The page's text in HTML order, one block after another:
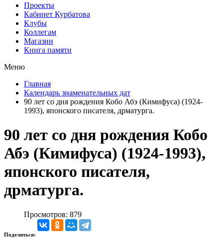
Проекты
Кабинет Курбатова
Клубы
Коллегам
Магазин
Книга памяти
Меню
Главная
Календарь знаменательных дат
90 лет со дня рождения Кобо Абэ (Кимифуса) (1924-
1993), японского писателя, дрматурга.
90 лет со дня рождения Кобо
Абэ (Кимифуса) (1924-1993),
японского писателя,
дрматурга.
Просмотров: 879
Поделиться: